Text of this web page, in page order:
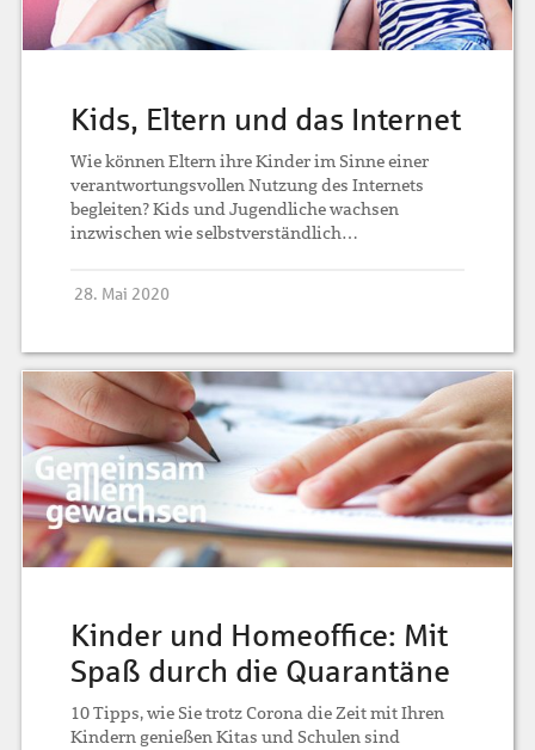
Kids, Eltern und das Internet
Wie können Eltern ihre Kinder im Sinne einer
verantwortungsvollen Nutzung des Internets
begleiten? Kids und Jugendliche wachsen
inzwischen wie selbstverständlich…
28. Mai 2020
Kinder und Homeoffice: Mit
Spaß durch die Quarantäne
10 Tipps, wie Sie trotz Corona die Zeit mit Ihren
Kindern genießen Kitas und Schulen sind